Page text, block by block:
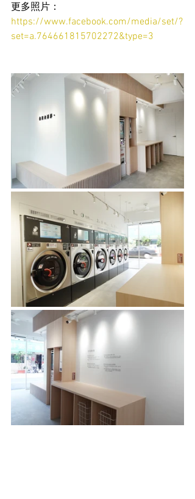
更多照片：
https://www.facebook.com/media/set/?
set=a.764661815702272&type=3